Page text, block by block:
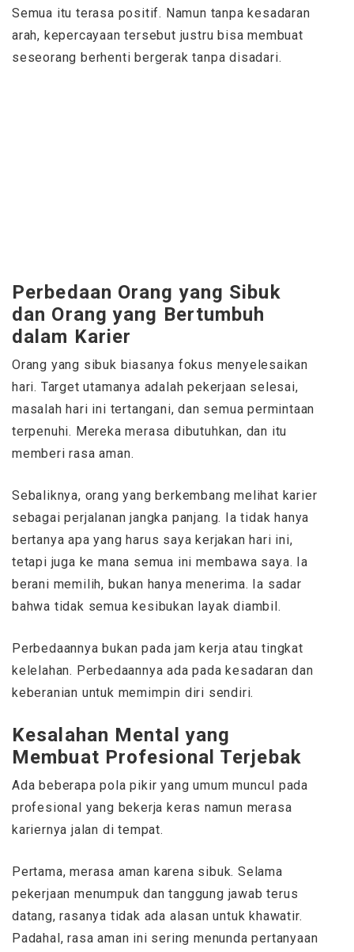
Semua itu terasa positif. Namun tanpa kesadaran
arah, kepercayaan tersebut justru bisa membuat
seseorang berhenti bergerak tanpa disadari.
Perbedaan Orang yang Sibuk
dan Orang yang Bertumbuh
dalam Karier
Orang yang sibuk biasanya fokus menyelesaikan
hari. Target utamanya adalah pekerjaan selesai,
masalah hari ini tertangani, dan semua permintaan
terpenuhi. Mereka merasa dibutuhkan, dan itu
memberi rasa aman.
Sebaliknya, orang yang berkembang melihat karier
sebagai perjalanan jangka panjang. Ia tidak hanya
bertanya apa yang harus saya kerjakan hari ini,
tetapi juga ke mana semua ini membawa saya. Ia
berani memilih, bukan hanya menerima. Ia sadar
bahwa tidak semua kesibukan layak diambil.
Perbedaannya bukan pada jam kerja atau tingkat
kelelahan. Perbedaannya ada pada kesadaran dan
keberanian untuk memimpin diri sendiri.
Kesalahan Mental yang
Membuat Profesional Terjebak
Ada beberapa pola pikir yang umum muncul pada
profesional yang bekerja keras namun merasa
kariernya jalan di tempat.
Pertama, merasa aman karena sibuk. Selama
pekerjaan menumpuk dan tanggung jawab terus
datang, rasanya tidak ada alasan untuk khawatir.
Padahal, rasa aman ini sering menunda pertanyaan